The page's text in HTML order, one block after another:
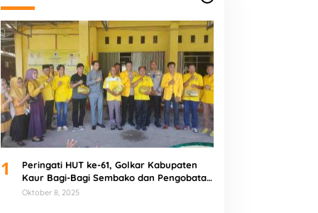
1
Peringati HUT ke-61, Golkar Kabupaten
Kaur Bagi-Bagi Sembako dan Pengobatan
Gratis
Oktober 8, 2025